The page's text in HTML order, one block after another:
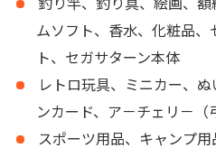
ムソフト、香水、化粧品、
ト、セガサターン本体
レトロ玩具、ミニカー、
ンカード、ア－チェリ－（
スポーツ用品、キャンプ